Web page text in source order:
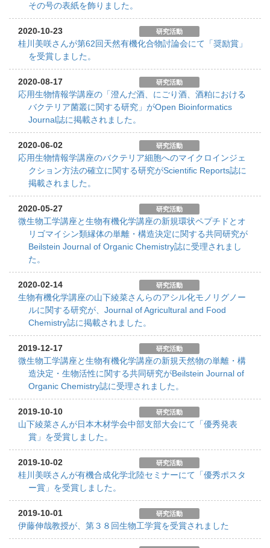
その号の表紙を飾りました。
2020-10-23 研究活動
桂川美咲さんが第62回天然有機化合物討論会にて「奨励賞」
を受賞しました。
2020-08-17 研究活動
応用生物情報学講座の「澄んだ酒、にごり酒、酒粕における
バクテリア菌叢に関する研究」がOpen Bioinformatics
Journal誌に掲載されました。
2020-06-02 研究活動
応用生物情報学講座のバクテリア細胞へのマイクロインジェ
クション方法の確立に関する研究がScientific Reports誌に
掲載されました。
2020-05-27 研究活動
微生物工学講座と生物有機化学講座の新規環状ペプチドとオ
リゴマイシン類縁体の単離・構造決定に関する共同研究が
Beilstein Journal of Organic Chemistry誌に受理されまし
た。
2020-02-14 研究活動
生物有機化学講座の山下綾菜さんらのアシル化モノリグノー
ルに関する研究が、Journal of Agricultural and Food
Chemistry誌に掲載されました。
2019-12-17 研究活動
微生物工学講座と生物有機化学講座の新規天然物の単離・構
造決定・生物活性に関する共同研究がBeilstein Journal of
Organic Chemistry誌に受理されました。
2019-10-10 研究活動
山下綾菜さんが日本木材学会中部支部大会にて「優秀発表
賞」を受賞しました。
2019-10-02 研究活動
桂川美咲さんが有機合成化学北陸セミナーにて「優秀ポスタ
ー賞」を受賞しました。
2019-10-01 研究活動
伊藤伸哉教授が、第３８回生物工学賞を受賞されました